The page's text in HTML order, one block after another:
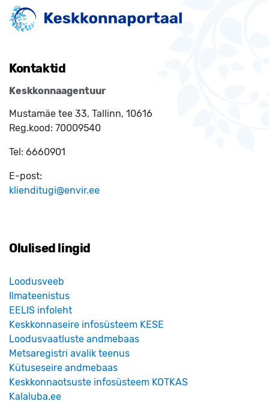
Kontaktid
Keskkonnaagentuur
Mustamäe tee 33, Tallinn, 10616
Reg.kood: 70009540
Tel: 6660901
E-post:
klienditugi@envir.ee
Olulised lingid
Loodusveeb
Ilmateenistus
EELIS infoleht
Keskkonnaseire infosüsteem KESE
Loodusvaatluste andmebaas
Metsaregistri avalik teenus
Kütuseseire andmebaas
Keskkonnaotsuste infosüsteem KOTKAS
Kalaluba.ee